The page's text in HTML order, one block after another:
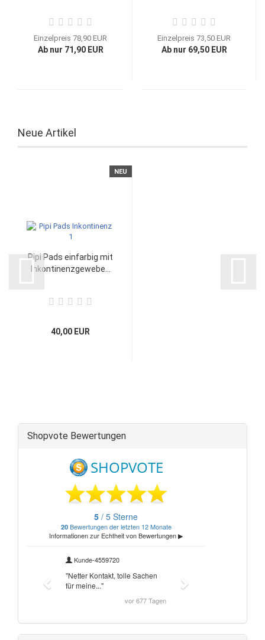
Einzelpreis 78,90 EUR
Ab nur 71,90 EUR
Einzelpreis 73,50 EUR
Ab nur 69,50 EUR
Neue Artikel
NEU
Pipi Pads einfarbig mit
Inkontinenzgewebe...
40,00 EUR
Shopvote Bewertungen